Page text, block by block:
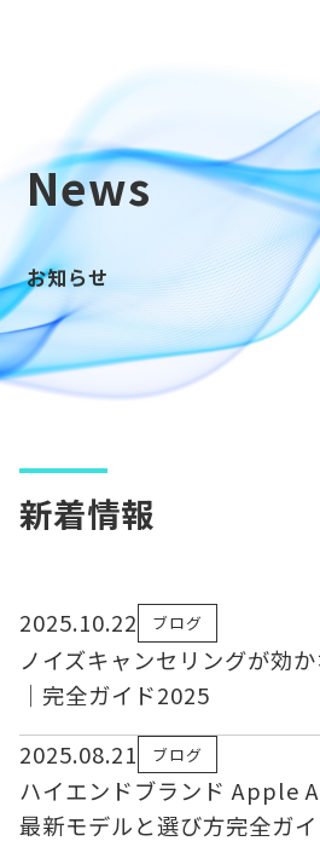
News
お知らせ
新着情報
2025.10.22 ブログ
ノイズキャンセリングが効
｜完全ガイド2025
2025.08.21
ブログ
ハイエンドブランド Apple
最新モデルと選び方完全ガイ